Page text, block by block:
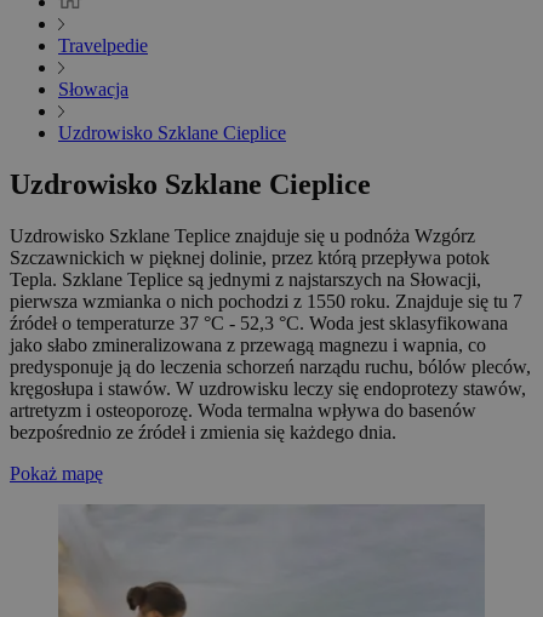
Travelpedie
Słowacja
Uzdrowisko Szklane Cieplice
Uzdrowisko Szklane Cieplice
Uzdrowisko Szklane Teplice znajduje się u podnóża Wzgórz
Szczawnickich w pięknej dolinie, przez którą przepływa potok
Tepla. Szklane Teplice są jednymi z najstarszych na Słowacji,
pierwsza wzmianka o nich pochodzi z 1550 roku. Znajduje się tu 7
źródeł o temperaturze 37 °C - 52,3 °C. Woda jest sklasyfikowana
jako słabo zmineralizowana z przewagą magnezu i wapnia, co
predysponuje ją do leczenia schorzeń narządu ruchu, bólów pleców,
kręgosłupa i stawów. W uzdrowisku leczy się endoprotezy stawów,
artretyzm i osteoporozę. Woda termalna wpływa do basenów
bezpośrednio ze źródeł i zmienia się każdego dnia.
Pokaż mapę